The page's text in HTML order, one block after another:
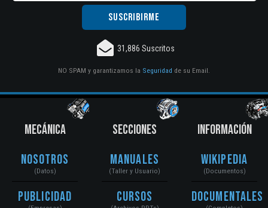
31,886 Suscritos
NO SPAM y garantizamos la Seguridad de su Email.
MECÁNICA
Nosotros
(Datos)
Publicidad
SECCIONES
Manuales
(Taller y Usuario)
Cursos
INFORMACIÓN
Wikipedia
(Documentos)
Documentales